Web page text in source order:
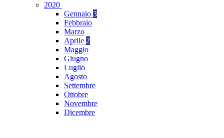
2020
Gennaio 3
Febbraio
Marzo
Aprile 2
Maggio
Giugno
Luglio
Agosto
Settembre
Ottobre
Novembre
Dicembre